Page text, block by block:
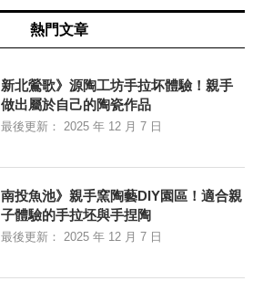
熱門文章
新北鶯歌》源陶工坊手拉坏體驗！親手
做出屬於自己的陶瓷作品
最後更新： 2025 年 12 月 7 日
南投魚池》親手窯陶藝DIY園區！適合親
子體驗的手拉坯與手捏陶
最後更新： 2025 年 12 月 7 日